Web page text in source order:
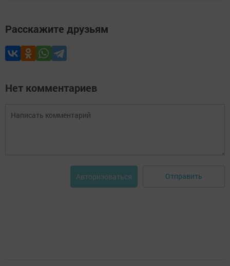
Расскажите друзьям
Нет комментариев
Авторизоваться Отправить